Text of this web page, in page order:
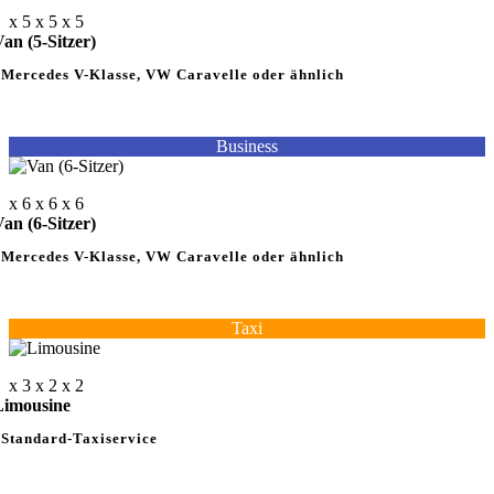
x 5 x 5 x 5
(5-Sitzer)
V-Klasse, VW Caravelle oder ähnlich
Business
x 6 x 6 x 6
(6-Sitzer)
V-Klasse, VW Caravelle oder ähnlich
Taxi
x 3 x 2 x 2
Taxiservice